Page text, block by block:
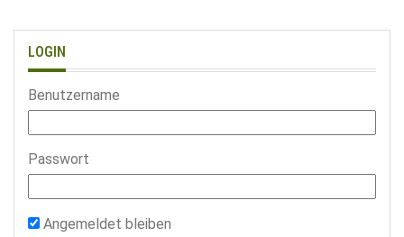
LOGIN
Benutzername
Passwort
Angemeldet bleiben